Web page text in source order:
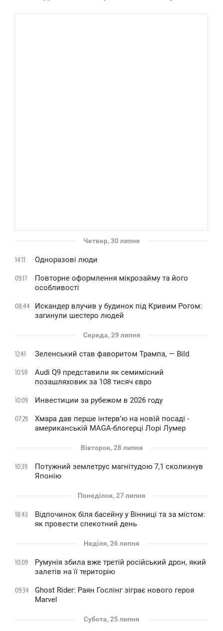
Четвер, 30 липня
14:11 Одноразові люди
09:17
Повторне оформлення мікрозайму та його
особливості
08:44
Искандер влучив у будинок під Кривим Рогом:
загинули шестеро людей
Середа, 29 липня
12:41 Зеленський став фаворитом Трампа, — Bild
10:59
Audi Q9 представили як семимісний
позашляховик за 108 тисяч євро
10:09 Инвестиции за рубежом в 2026 году
07:29
Хмара дав перше інтервʼю на новій посаді -
американській MAGA-блогерці Лорі Лумер
Вівторок, 28 липня
10:39
Потужний землетрус магнітудою 7,1 сколихнув
Японію
Понеділок, 27 липня
18:43
Відпочинок біля басейну у Вінниці та за містом:
як провести спекотний день
Неділя, 26 липня
10:09
Румунія збила вже третій російський дрон, який
залетів на її територію
09:34
Ghost Rider: Раян Гослінг зіграє нового героя
Marvel
Субота, 25 липня